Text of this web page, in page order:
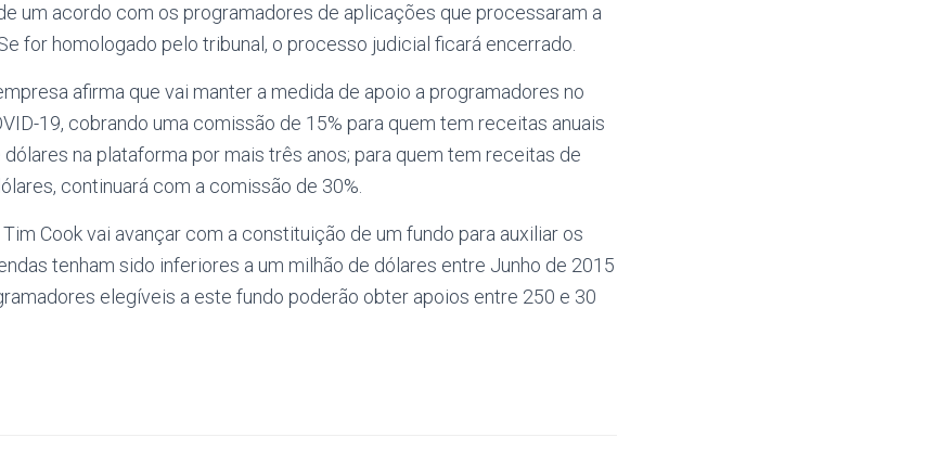
um acordo com os programadores de aplicações que processaram a
for homologado pelo tribunal, o processo judicial ficará encerrado.
afirma que vai manter a medida de apoio a programadores no
19, cobrando uma comissão de 15% para quem tem receitas anuais
na plataforma por mais três anos; para quem tem receitas de
continuará com a comissão de 30%.
Cook vai avançar com a constituição de um fundo para auxiliar os
tenham sido inferiores a um milhão de dólares entre Junho de 2015
elegíveis a este fundo poderão obter apoios entre 250 e 30